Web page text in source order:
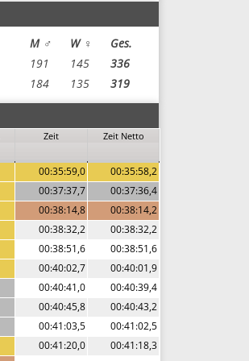
Ges.
W ♀
M ♂
336
145
191
319
135
184
Zeit Zeit Netto
00:35:59,0
00:35:58,2
00:37:37,7
00:37:36,4
00:38:14,8
00:38:14,2
00:38:32,2
00:38:32,2
00:38:51,6
00:38:51,6
00:40:02,7
00:40:01,9
00:40:41,0
00:40:39,4
00:40:45,8
00:40:43,2
00:41:03,5
00:41:02,5
00:41:20,0
00:41:18,3